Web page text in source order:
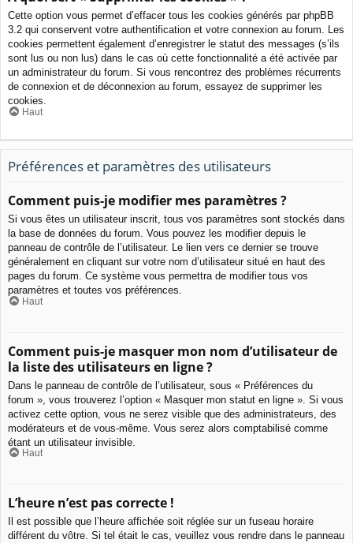
Cette option vous permet d’effacer tous les cookies générés par phpBB
3.2 qui conservent votre authentification et votre connexion au forum. Les
cookies permettent également d’enregistrer le statut des messages (s’ils
sont lus ou non lus) dans le cas où cette fonctionnalité a été activée par
un administrateur du forum. Si vous rencontrez des problèmes récurrents
de connexion et de déconnexion au forum, essayez de supprimer les
cookies.
Haut
Préférences et paramètres des utilisateurs
Comment puis-je modifier mes paramètres ?
Si vous êtes un utilisateur inscrit, tous vos paramètres sont stockés dans
la base de données du forum. Vous pouvez les modifier depuis le
panneau de contrôle de l’utilisateur. Le lien vers ce dernier se trouve
généralement en cliquant sur votre nom d’utilisateur situé en haut des
pages du forum. Ce système vous permettra de modifier tous vos
paramètres et toutes vos préférences.
Haut
Comment puis-je masquer mon nom d’utilisateur de
la liste des utilisateurs en ligne ?
Dans le panneau de contrôle de l’utilisateur, sous « Préférences du
forum », vous trouverez l’option « Masquer mon statut en ligne ». Si vous
activez cette option, vous ne serez visible que des administrateurs, des
modérateurs et de vous-même. Vous serez alors comptabilisé comme
étant un utilisateur invisible.
Haut
L’heure n’est pas correcte !
Il est possible que l’heure affichée soit réglée sur un fuseau horaire
différent du vôtre. Si tel était le cas, veuillez vous rendre dans le panneau